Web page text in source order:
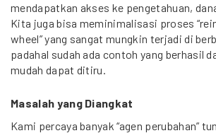
mendapatkan akses ke pengetahuan,
Kita juga bisa meminimalisasi proses
wheel” yang sangat mungkin terjadi di
padahal sudah ada contoh yang berhasil
mudah dapat ditiru.
Masalah yang Diangkat
Kami percaya banyak “agen perubahan”